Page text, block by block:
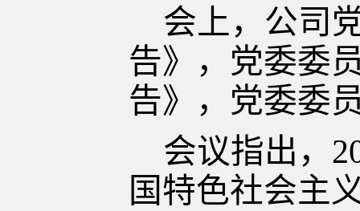
会上，公司
告》，党委委
告》，党委委
会议指出，
国特色社会主